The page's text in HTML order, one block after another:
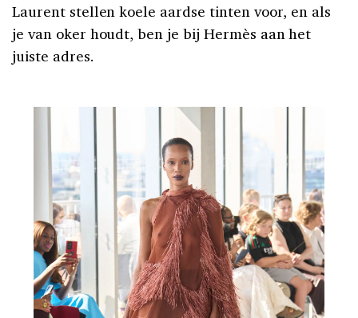
Laurent stellen koele aardse tinten voor, en als
je van oker houdt, ben je bij Hermès aan het
juiste adres.